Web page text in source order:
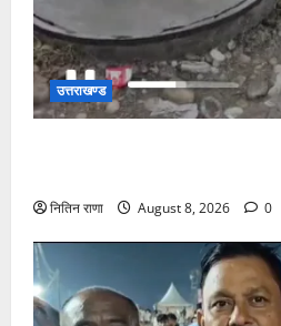
उत्तराखण्ड
नितिन राणा August 8, 2026 0